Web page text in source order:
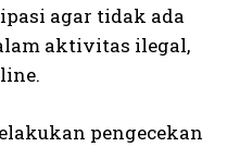
agar tidak ada
aktivitas ilegal,
pengecekan